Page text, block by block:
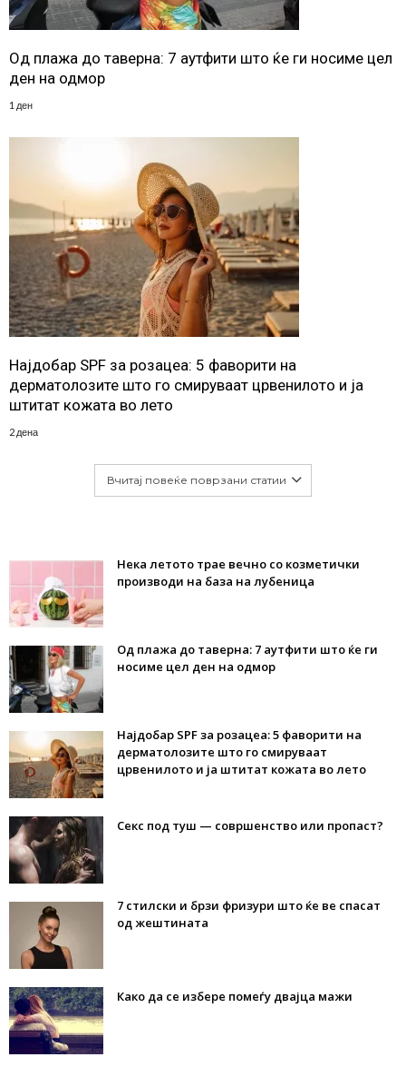
Од плажа до таверна: 7 аутфити што ќе ги носиме цел
ден на одмор
1 ден
Најдобар SPF за розацеа: 5 фаворити на
дерматолозите што го смируваат црвенилото и ја
штитат кожата во лето
2 дена
Вчитај повеќе поврзани статии
Нека летото трае вечно со козметички
производи на база на лубеница
Од плажа до таверна: 7 аутфити што ќе ги
носиме цел ден на одмор
Најдобар SPF за розацеа: 5 фаворити на
дерматолозите што го смируваат
црвенилото и ја штитат кожата во лето
Секс под туш — совршенство или пропаст?
7 стилски и брзи фризури што ќе ве спасат
од жештината
Како да се избере помеѓу двајца мажи